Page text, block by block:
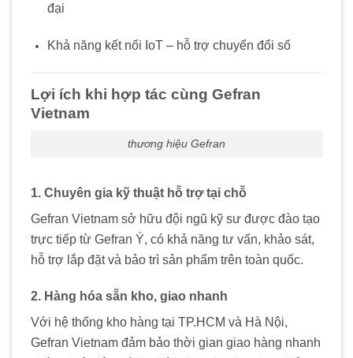
đại
Khả năng kết nối IoT – hỗ trợ chuyển đổi số
Lợi ích khi hợp tác cùng Gefran
Vietnam
thương hiệu Gefran
1. Chuyên gia kỹ thuật hỗ trợ tại chỗ
Gefran Vietnam sở hữu đội ngũ kỹ sư được đào tạo
trực tiếp từ Gefran Ý, có khả năng tư vấn, khảo sát,
hỗ trợ lắp đặt và bảo trì sản phẩm trên toàn quốc.
2. Hàng hóa sẵn kho, giao nhanh
Với hệ thống kho hàng tại TP.HCM và Hà Nội,
Gefran Vietnam đảm bảo thời gian giao hàng nhanh